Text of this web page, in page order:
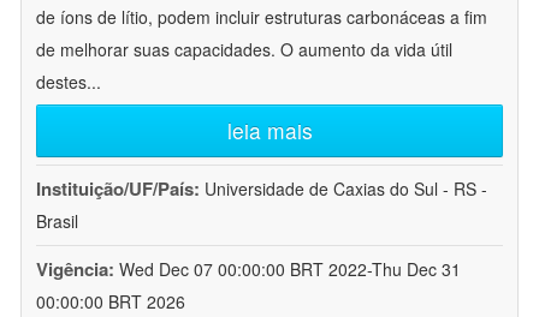
de íons de lítio, podem incluir estruturas carbonáceas a fim
de melhorar suas capacidades. O aumento da vida útil
destes...
leia mais
Instituição/UF/País: Universidade de Caxias do Sul - RS -
Brasil
Vigência: Wed Dec 07 00:00:00 BRT 2022-Thu Dec 31
00:00:00 BRT 2026